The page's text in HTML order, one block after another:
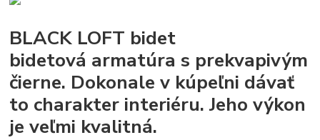
BLACK LOFT bidet
bidetová armatúra s prekvapivým
čierne. Dokonale v kúpeľni dávať
to charakter interiéru. Jeho výkon
je veľmi kvalitná.